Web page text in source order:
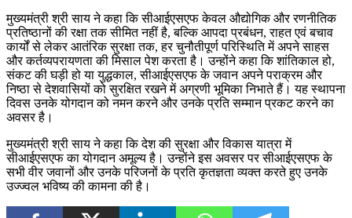
मुख्यमंत्री श्री साय ने कहा कि सीआईएसएफ केवल औद्योगिक और रणनीतिक
प्रतिष्ठानों की रक्षा तक सीमित नहीं है, बल्कि आपदा प्रबंधन, राहत एवं बचाव
कार्यों से लेकर आतंरिक सुरक्षा तक, हर चुनौतीपूर्ण परिस्थिति में अपने साहस
और कर्तव्यपरायणता की मिसाल पेश करता है। उन्होंने कहा कि शांतिकाल हो,
संकट की घड़ी हो या युद्धकाल, सीआईएसएफ के जवान अपने पराक्रम और
निष्ठा से देशवासियों को सुरक्षित रखने में अग्रणी भूमिका निभाते हैं। यह स्थापना
दिवस उनके योगदान को नमन करने और उनके प्रति सम्मान प्रकट करने का
अवसर है।
मुख्यमंत्री श्री साय ने कहा कि देश की सुरक्षा और विकास यात्रा में
सीआईएसएफ का योगदान अमूल्य है। उन्होंने इस अवसर पर सीआईएसएफ के
सभी वीर जवानों और उनके परिजनों के प्रति कृतज्ञता व्यक्त करते हुए उनके
उज्ज्वल भविष्य की कामना की है।